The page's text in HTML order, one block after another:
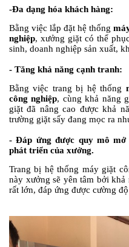
-Đa dạng hóa khách hàng:
Bằng việc lắp đặt hệ thống
nghiệp, xưởng giặt có thể
sinh, doanh nghiệp sản xuất,
- Tăng khả năng cạnh tranh:
Bằng việc trang bị hệ thống
công nghiệp, cùng khả năng
giặt đã nâng cao được khả
trường giặt sấy đang mọc ra
-Đáp ứng được quy mô
phát triển của xưởng.
Trang bị hệ thống máy giặt
này xưởng sẽ yên tâm bởi
rất lớn, đáp ứng được cường